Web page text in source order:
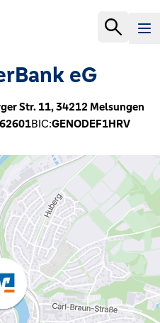
eG
Str. 11,34212 Melsungen
BIC:GENODEF1HRV